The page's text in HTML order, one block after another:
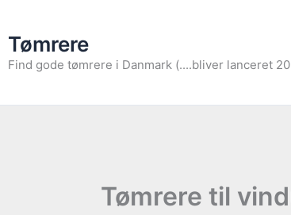
Tømrere
Find gode tømrere i Danmark (....bliver lanceret
Tømrere til